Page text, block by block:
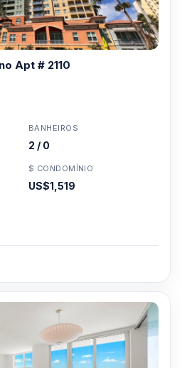
Apt # 2110
BANHEIROS
2 / 0
$ CONDOMÍNIO
US$1,519